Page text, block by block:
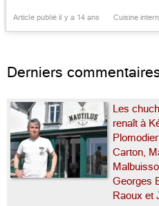
spécialistes de la fast food chic à
Article publié il y a 14 ans Cuisine
Derniers
Les
renaît à
Carton,
Georges
Raoux et